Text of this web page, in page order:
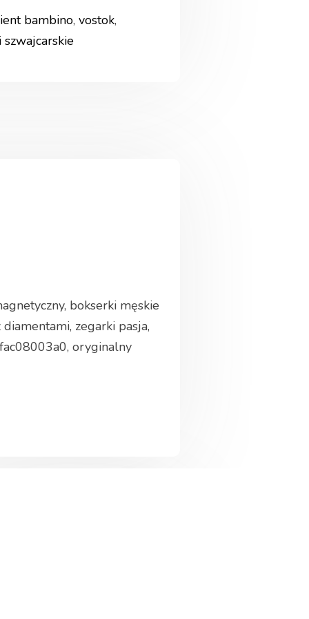
bambino,vostok,
szwajcarskie
bokserki męskie
zegarki pasja,
oryginalny